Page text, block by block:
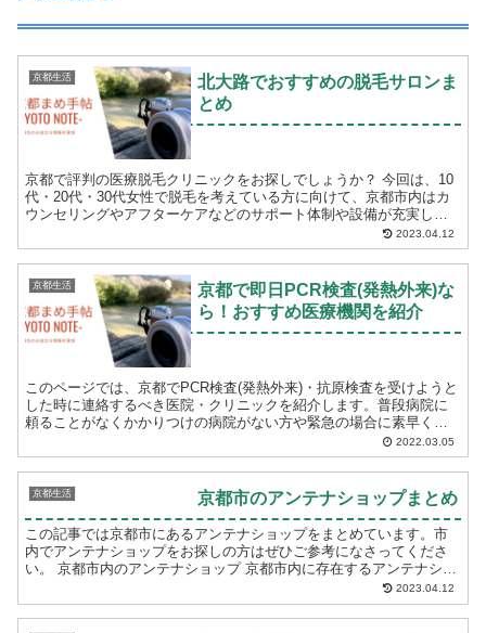
京都生活
北大路でおすすめの脱毛サロンま
とめ
京都で評判の医療脱毛クリニックをお探しでしょうか？ 今回は、10
代・20代・30代女性で脱毛を考えている方に向けて、京都市内はカ
ウンセリングやアフターケアなどのサポート体制や設備が充実して
2023.04.12
京都生活
京都で即日PCR検査(発熱外来)な
ら！おすすめ医療機関を紹介
このページでは、京都でPCR検査(発熱外来)・抗原検査を受けようと
した時に連絡するべき医院・クリニックを紹介します。普段病院に
頼ることがなくかかりつけの病院がない方や緊急の場合に素早く対
応していただける医院・クリニックを知りたい方におすすめ...2022.03.05
京都生活 京都市のアンテナショップまとめ
この記事では京都市にあるアンテナショップをまとめています。市
内でアンテナショップをお探しの方はぜひご参考になさってくださ
い。 京都市内のアンテナショップ 京都市内に存在するアンテナショ
2023.04.12